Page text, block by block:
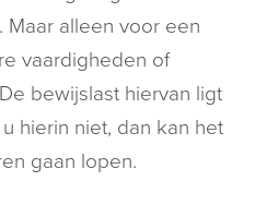
alleen voor een
vaardigheden of
bewijslast hiervan ligt
hierin niet, dan kan het
gaan lopen.